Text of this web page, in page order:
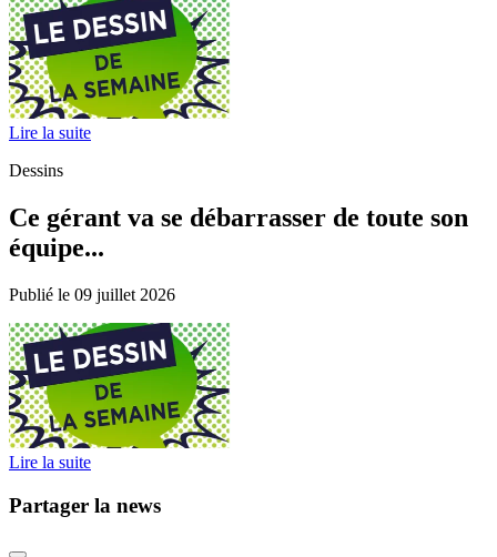
Lire la suite
Dessins
Ce gérant va se débarrasser de toute son
équipe...
Publié le 09 juillet 2026
Lire la suite
Partager la news